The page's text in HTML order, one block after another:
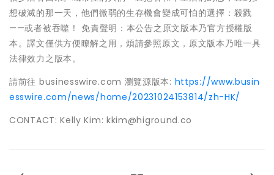
想破滅的那一天，他們微弱的生存機會變成可怕的選擇：殺戮
——或者被吞噬！ 免責聲明：本公告之原文版本乃官方授權版
本。譯文僅供方便瞭解之用，煩請參照原文，原文版本乃唯一具
法律效力之版本。
請前往 businesswire.com 瀏覽源版本: https://www.busin
esswire.com/news/home/20231024153814/zh-HK/
CONTACT: Kelly Kim: kkim@higround.co